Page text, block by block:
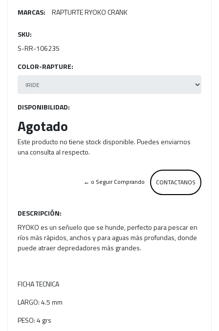
MARCAS: RAPTURTE RYOKO CRANK
SKU:
S-RR-106235
COLOR-RAPTURE:
DISPONIBILIDAD:
Agotado
Este producto no tiene stock disponible. Puedes enviarnos
una consulta al respecto.
CONTACTANOS
← o Seguir Comprando
DESCRIPCIÓN:
RYOKO es un señuelo que se hunde, perfecto para pescar en
ríos más rápidos, anchos y para aguas más profundas, donde
puede atraer depredadores más grandes.
FICHA TECNICA
LARGO: 4.5 mm
PESO: 4 grs